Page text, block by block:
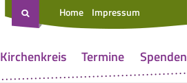
Home Impressum
Kirchenkreis Termine Spenden